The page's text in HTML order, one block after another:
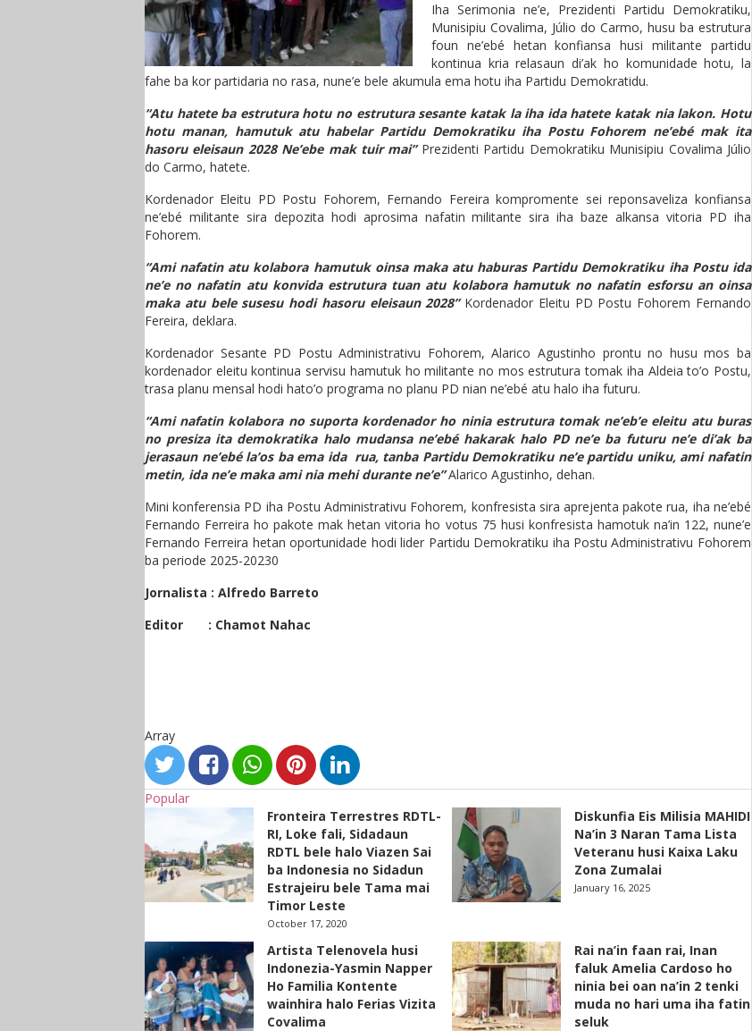
Iha Serimonia ne’e, Prezidenti Partidu Demokratiku,
Munisipiu Covalima, Júlio do Carmo, husu ba estrutura
foun ne’ebé hetan konfiansa husi militante partidu
kontinua kria relasaun di’ak ho komunidade hotu, la
fahe ba kor partidaria no rasa, nune’e bele akumula ema hotu iha Partidu Demokratidu.
“Atu hatete ba estrutura hotu no estrutura sesante katak la iha ida hatete katak nia lakon. Hotu
hotu manan, hamutuk atu habelar Partidu Demokratiku iha Postu Fohorem ne’ebé mak ita
hasoru eleisaun 2028 Ne’ebe mak tuir mai”Prezidenti Partidu Demokratiku Munisipiu Covalima Júlio
do Carmo, hatete.
Kordenador Eleitu PD Postu Fohorem, Fernando Fereira kompromente sei reponsaveliza konfiansa
ne’ebé militante sira depozita hodi aprosima nafatin militante sira iha baze alkansa vitoria PD iha
Fohorem.
“Ami nafatin atu kolabora hamutuk oinsa maka atu haburas Partidu Demokratiku iha Postu ida
ne’e no nafatin atu konvida estrutura tuan atu kolabora hamutuk no nafatin esforsu an oinsa
maka atu bele susesu hodi hasoru eleisaun 2028”Kordenador Eleitu PD Postu Fohorem Fernando
Fereira, deklara.
Kordenador Sesante PD Postu Administrativu Fohorem, Alarico Agustinho prontu no husu mos ba
kordenador eleitu kontinua servisu hamutuk ho militante no mos estrutura tomak iha Aldeia to’o Postu,
trasa planu mensal hodi hato’o programa no planu PD nian ne’ebé atu halo iha futuru.
“Ami nafatin kolabora no suporta kordenador ho ninia estrutura tomak ne’eb’e eleitu atu buras
no presiza ita demokratika halo mudansa ne’ebé hakarak halo PD ne’e ba futuru ne’e di’ak ba
jerasaun ne’ebé la’os ba ema ida rua, tanba Partidu Demokratiku ne’e partidu uniku, ami nafatin
metin, ida ne’e maka ami nia mehi durante ne’e”Alarico Agustinho, dehan.
Mini konferensia PD iha Postu Administrativu Fohorem, konfresista sira aprejenta pakote rua, iha ne’ebé
Fernando Ferreira ho pakote mak hetan vitoria ho votus 75 husi konfresista hamotuk na’in 122, nune’e
Fernando Ferreira hetan oportunidade hodi lider Partidu Demokratiku iha Postu Administrativu Fohorem
ba periode 2025-20230
Jornalista : Alfredo Barreto
Editor : Chamot Nahac
Array
Popular
Fronteira Terrestres RDTL-
RI, Loke fali, Sidadaun
RDTL bele halo Viazen Sai
ba Indonesia no Sidadun
Estrajeiru bele Tama mai
Timor Leste
October 17, 2020
Diskunfia Eis Milisia MAHIDI
Na’in 3 Naran Tama Lista
Veteranu husi Kaixa Laku
Zona Zumalai
January 16, 2025
Artista Telenovela husi
Indonezia-Yasmin Napper
Ho Familia Kontente
wainhira halo Ferias Vizita
Covalima
Rai na’in faan rai, Inan
faluk Amelia Cardoso ho
ninia bei oan na’in 2 tenki
muda no hari uma iha fatin
seluk